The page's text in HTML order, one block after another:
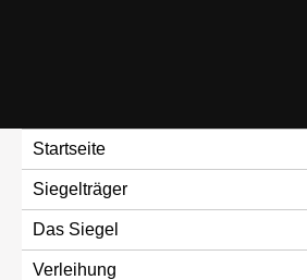
Startseite
Siegelträger
Das Siegel
Verleihung